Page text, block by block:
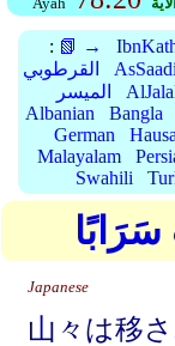
: 📗 →
القرطوبي
الميسر
Albanian
Bangla
German
Hausa
Malayalam
Swahili
Japanese
山々は移